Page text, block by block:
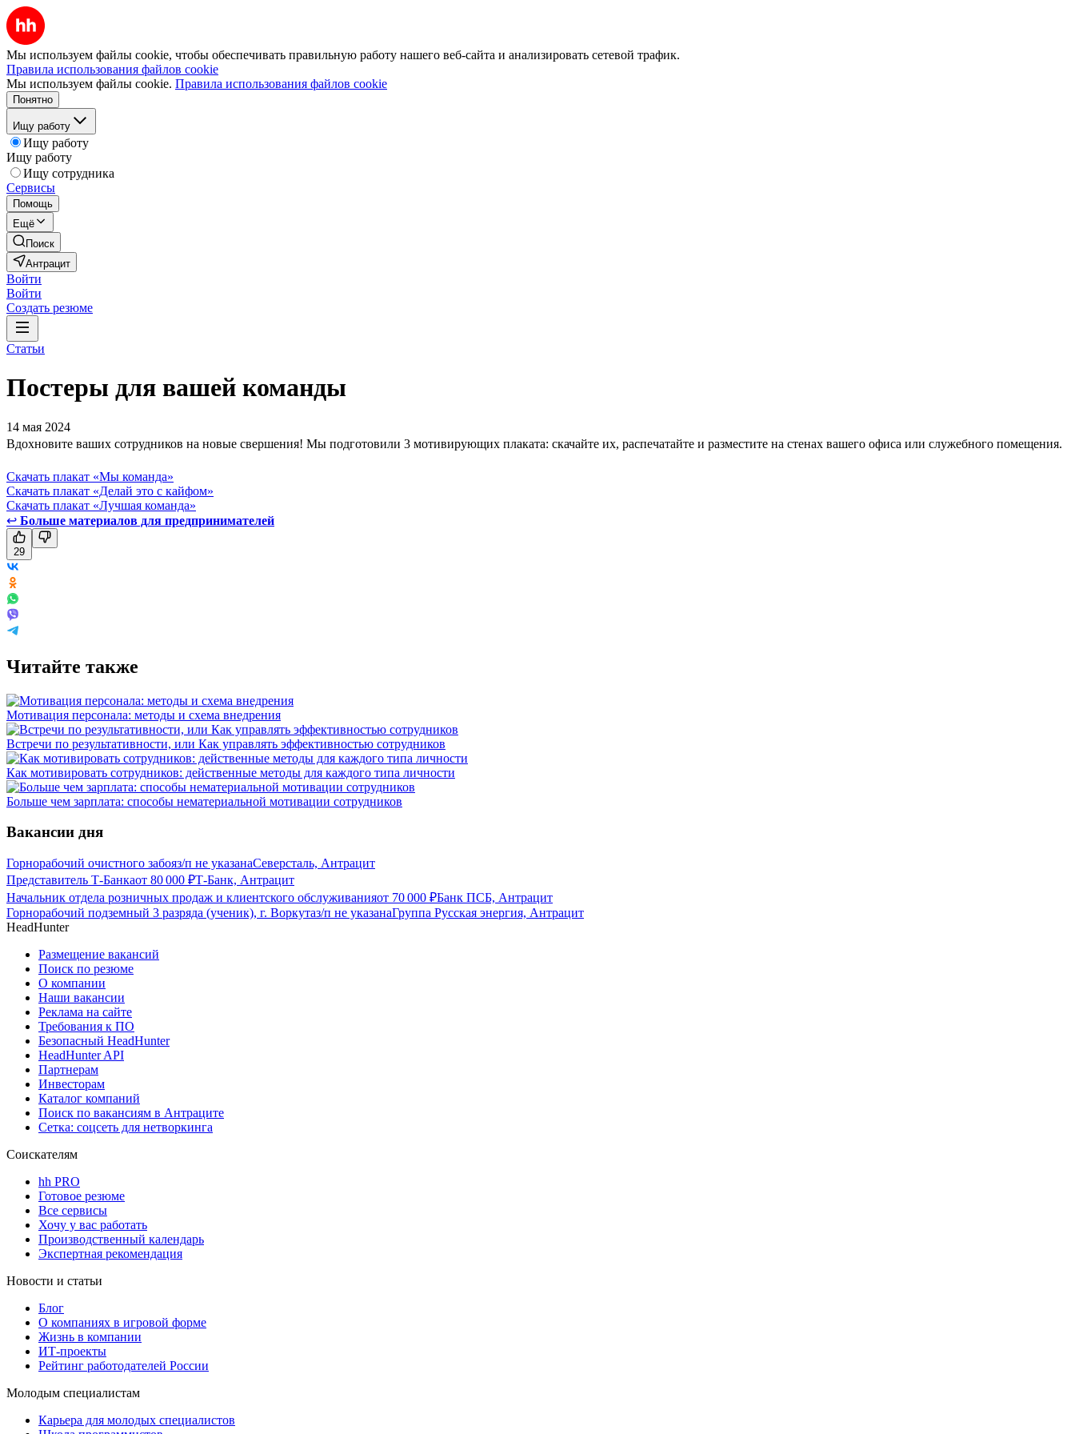
Мы используем файлы cookie, чтобы обеспечивать правильную работу нашего веб-сайта и анализировать сетевой трафик.
Правила использования файлов cookie
Мы используем файлы cookie. Правила использования файлов cookie
Понятно
Ищу работу
Ищу работу
Ищу работу
Ищу сотрудника
Сервисы
Помощь
Ещё
Поиск
Антрацит
Войти
Войти
Создать резюме
Статьи
Постеры для вашей команды
14 мая 2024
Вдохновите ваших сотрудников на новые свершения! Мы подготовили 3 мотивирующих плаката: скачайте их, распечатайте и разместите на стенах вашего офиса или служебного помещения.
Скачать плакат «Мы команда»
Скачать плакат «Делай это с кайфом»
Скачать плакат «Лучшая команда»
↩ Больше материалов для предпринимателей
29
Читайте также
Мотивация персонала: методы и схема внедрения
Встречи по результативности, или Как управлять эффективностью сотрудников
Как мотивировать сотрудников: действенные методы для каждого типа личности
Больше чем зарплата: способы нематериальной мотивации сотрудников
Вакансии дня
Горнорабочий очистного забояз/п не указанаСеверсталь, Антрацит
Представитель Т-Банкаот 80 000 ₽Т-Банк, Антрацит
Начальник отдела розничных продаж и клиентского обслуживанияот 70 000 ₽Банк ПСБ, Антрацит
Горнорабочий подземный 3 разряда (ученик), г. Воркутаз/п не указанаГруппа Русская энергия, Антрацит
HeadHunter
Размещение вакансий
Поиск по резюме
О компании
Наши вакансии
Реклама на сайте
Требования к ПО
Безопасный HeadHunter
HeadHunter API
Партнерам
Инвесторам
Каталог компаний
Поиск по вакансиям в Антраците
Сетка: соцсеть для нетворкинга
Соискателям
hh PRO
Готовое резюме
Все сервисы
Хочу у вас работать
Производственный календарь
Экспертная рекомендация
Новости и статьи
Блог
О компаниях в игровой форме
Жизнь в компании
ИТ-проекты
Рейтинг работодателей России
Молодым специалистам
Карьера для молодых специалистов